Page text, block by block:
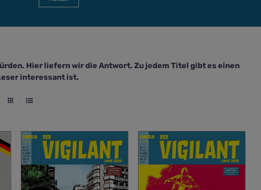
Hier liefern wir die Antwort. Zu jedem Titel gibt es einen
interessant ist.